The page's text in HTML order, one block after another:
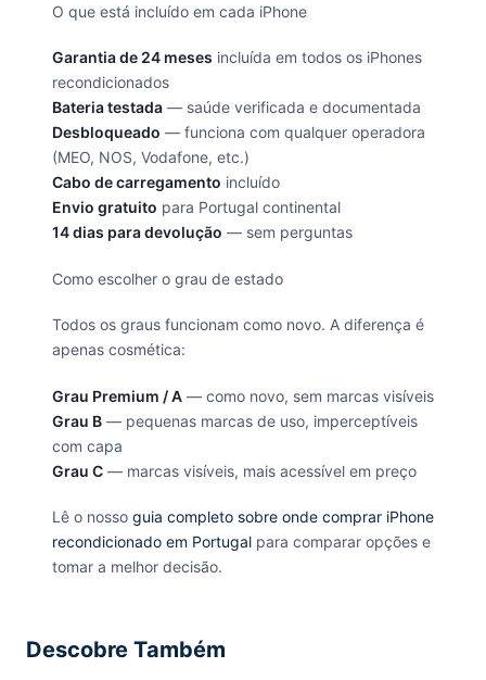
O que está incluído em cada iPhone
Garantia de 24 meses incluída em todos os iPhones
recondicionados
Bateria testada — saúde verificada e documentada
Desbloqueado — funciona com qualquer operadora
(MEO, NOS, Vodafone, etc.)
Cabo de carregamento incluído
Envio gratuito para Portugal continental
14 dias para devolução — sem perguntas
Como escolher o grau de estado
Todos os graus funcionam como novo. A diferença é
apenas cosmética:
Grau Premium / A — como novo, sem marcas visíveis
Grau B — pequenas marcas de uso, imperceptíveis
com capa
Grau C — marcas visíveis, mais acessível em preço
Lê o nosso guia completo sobre onde comprar iPhone
recondicionado em Portugal para comparar opções e
tomar a melhor decisão.
Descobre Também